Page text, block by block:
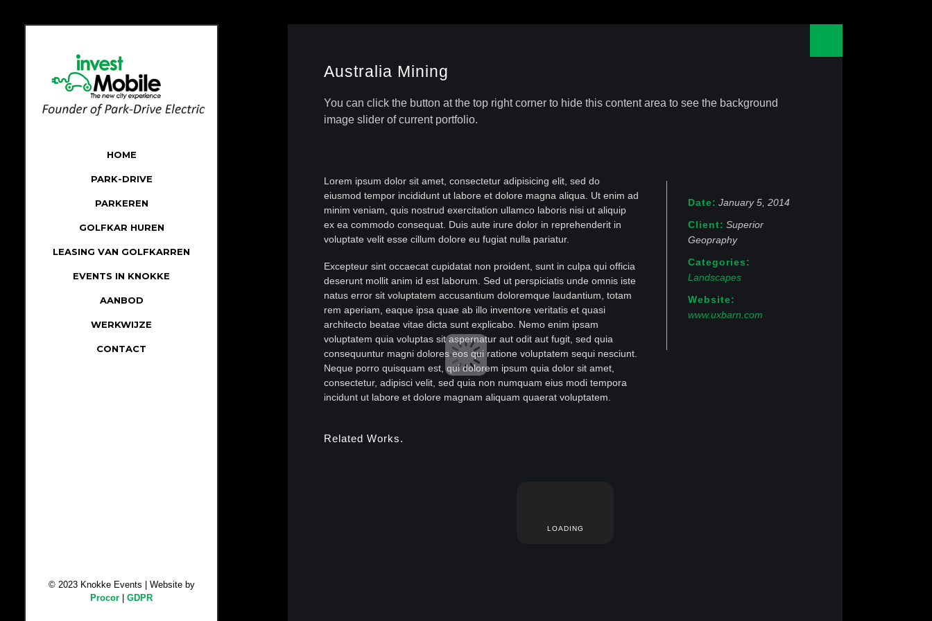
HOME
PARK-DRIVE
PARKEREN
GOLFKAR HUREN
LEASING VAN GOLFKARREN
EVENTS IN KNOKKE
AANBOD
WERKWIJZE
CONTACT
© 2023 Knokke Events | Website by
Procor
GDPR
Australia Mining
You can click the button at the top right corner to hide this content area to see the background
image slider of current portfolio.
Date
January 5, 2014
Client
Superior
Geopraphy
Categories
Landscapes
Website
www.uxbarn.com
Lorem ipsum dolor sit amet, consectetur adipisicing elit, sed do
eiusmod tempor incididunt ut labore et dolore magna aliqua. Ut enim ad
minim veniam, quis nostrud exercitation ullamco laboris nisi ut aliquip
ex ea commodo consequat. Duis aute irure dolor in reprehenderit in
voluptate velit esse cillum dolore eu fugiat nulla pariatur.
Excepteur sint occaecat cupidatat non proident, sunt in culpa qui officia
deserunt mollit anim id est laborum. Sed ut perspiciatis unde omnis iste
natus error sit voluptatem accusantium doloremque laudantium, totam
rem aperiam, eaque ipsa quae ab illo inventore veritatis et quasi
architecto beatae vitae dicta sunt explicabo. Nemo enim ipsam
voluptatem quia voluptas sit aspernatur aut odit aut fugit, sed quia
consequuntur magni dolores eos qui ratione voluptatem sequi nesciunt.
Neque porro quisquam est, qui dolorem ipsum quia dolor sit amet,
consectetur, adipisci velit, sed quia non numquam eius modi tempora
incidunt ut labore et dolore magnam aliquam quaerat voluptatem.
Related Works.
LOADING